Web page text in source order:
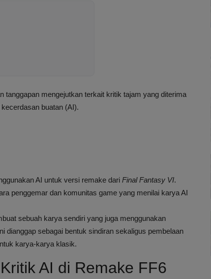
tanggapan mengejutkan terkait kritik tajam yang diterima
buatan (AI).
AI untuk versi remake dari Final Fantasy VI.
penggemar dan komunitas game yang menilai karya AI
sebuah karya sendiri yang juga menggunakan
dianggap sebagai bentuk sindiran sekaligus pembelaan
karya-karya klasik.
AI di Remake FF6